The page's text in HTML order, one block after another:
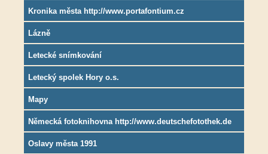
Kronika města http://www.portafontium.cz
Lázně
Letecké snímkování
Letecký spolek Hory o.s.
Mapy
Německá fotoknihovna http://www.deutschefotothek.de
Oslavy města 1991